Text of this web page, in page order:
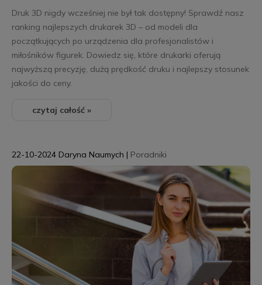
Druk 3D nigdy wcześniej nie był tak dostępny! Sprawdź nasz
ranking najlepszych drukarek 3D – od modeli dla
początkujących po urządzenia dla profesjonalistów i
miłośników figurek. Dowiedz się, które drukarki oferują
najwyższą precyzję, dużą prędkość druku i najlepszy stosunek
jakości do ceny.
czytaj całość »
22-10-2024 Daryna Naumych | Poradniki